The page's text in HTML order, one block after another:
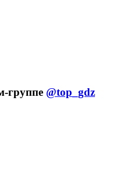
группе @top_gdz